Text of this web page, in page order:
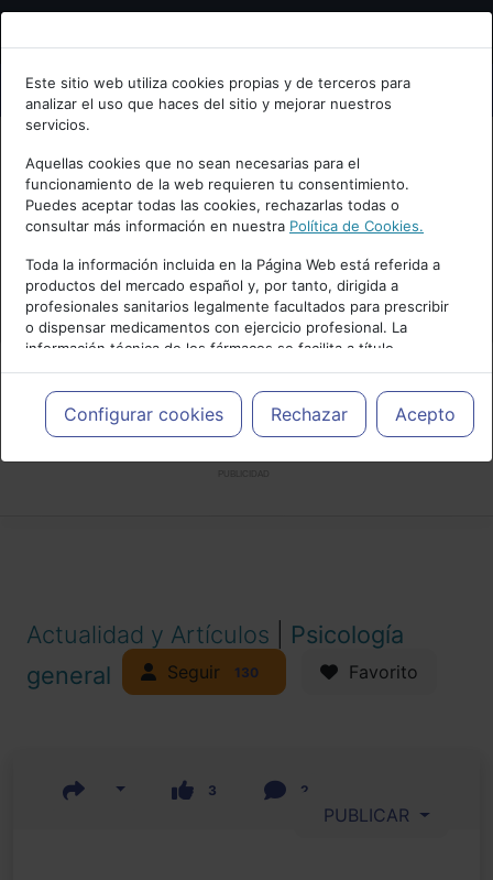
Bienvenid@ a psiquiatria.com
Escribe tu Email
Accede o regístrate con tu email.
Cancelar
Este sitio web utiliza cookies propias y de terceros para
analizar el uso que haces del sitio y mejorar nuestros
servicios.
Aquellas cookies que no sean necesarias para el
funcionamiento de la web requieren tu consentimiento.
Puedes aceptar todas las cookies, rechazarlas todas o
consultar más información en nuestra Política de Cookies.
Toda la información incluida en la Página Web está referida a
productos del mercado español y, por tanto, dirigida a
profesionales sanitarios legalmente facultados para prescribir
o dispensar medicamentos con ejercicio profesional. La
información técnica de los fármacos se facilita a título
meramente informativo, siendo responsabilidad de los
profesionales facultados prescribir medicamentos y decidir, en
cada caso concreto, el tratamiento más adecuado a las
necesidades del paciente.
Configurar cookies Rechazar Acepto
Actualidad y Artículos
Psicología
general
Seguir 130 Favorito
3 2
PUBLICAR